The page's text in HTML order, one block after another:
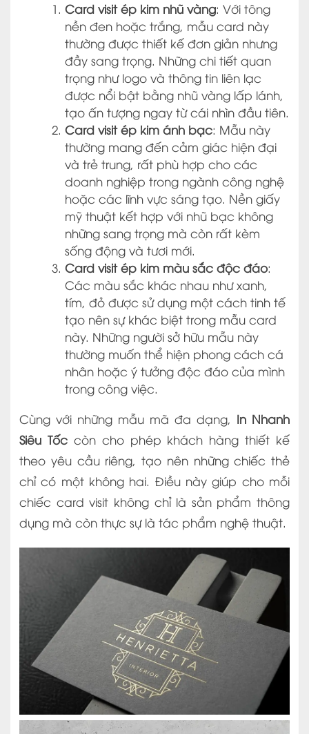
Card visit ép kim nhũ vàng: Với tông
nền đen hoặc trắng, mẫu card này
thường được thiết kế đơn giản nhưng
đầy sang trọng. Những chi tiết quan
trọng như logo và thông tin liên lạc
được nổi bật bằng nhũ vàng lấp lánh,
tạo ấn tượng ngay từ cái nhìn đầu tiên.
Card visit ép kim ánh bạc: Mẫu này
thường mang đến cảm giác hiện đại
và trẻ trung, rất phù hợp cho các
doanh nghiệp trong ngành công nghệ
hoặc các lĩnh vực sáng tạo. Nền giấy
mỹ thuật kết hợp với nhũ bạc không
những sang trọng mà còn rất kèm
sống động và tươi mới.
Card visit ép kim màu sắc độc đáo:
Các màu sắc khác nhau như xanh,
tím, đỏ được sử dụng một cách tinh tế
tạo nên sự khác biệt trong mẫu card
này. Những người sở hữu mẫu này
thường muốn thể hiện phong cách cá
nhân hoặc ý tưởng độc đáo của mình
trong công việc.
Cùng với những mẫu mã đa dạng, In Nhanh
Siêu Tốccòn cho phép khách hàng thiết kế
theo yêu cầu riêng, tạo nên những chiếc thẻ
chỉ có một không hai. Điều này giúp cho mỗi
chiếc card visit không chỉ là sản phẩm thông
dụng mà còn thực sự là tác phẩm nghệ thuật.